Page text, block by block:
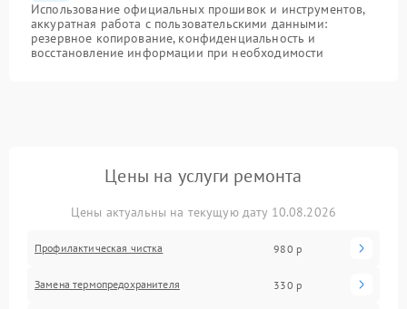
Использование официальных прошивок и инструментов,
аккуратная работа с пользовательскими данными:
резервное копирование, конфиденциальность и
восстановление информации при необходимости
Цены на услуги ремонта
Цены актуальны на текущую дату 10.08.2026
Профилактическая чистка 980 р
Замена термопредохранителя 330 р